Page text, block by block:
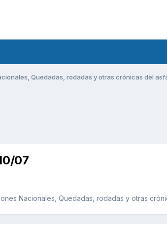
Quedadas, rodadas y otras crónicas del
07
Nacionales, Quedadas, rodadas y otras